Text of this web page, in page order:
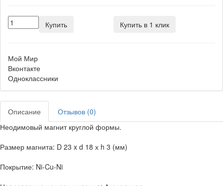
Купить Купить в 1 клик
Мой Мир
Вконтакте
Одноклассники
Описание
Отзывов (0)
Неодимовый магнит круглой формы.
Размер магнита: D 23 x d 18 х h 3 (мм)
Покрытие: Ni-Cu-Ni